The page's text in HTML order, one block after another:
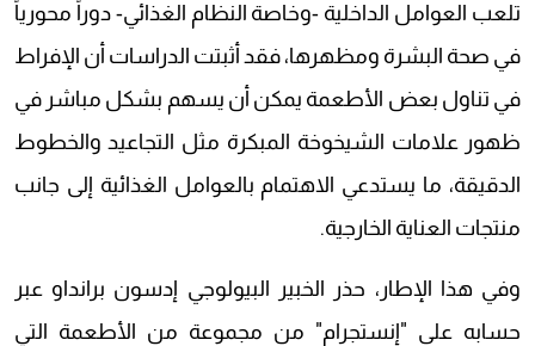
تلعب العوامل الداخلية -وخاصة النظام الغذائي- دوراً محورياً
في صحة البشرة ومظهرها، فقد أثبتت الدراسات أن الإفراط
في تناول بعض الأطعمة يمكن أن يسهم بشكل مباشر في
ظهور علامات الشيخوخة المبكرة مثل التجاعيد والخطوط
الدقيقة، ما يستدعي الاهتمام بالعوامل الغذائية إلى جانب
منتجات العناية الخارجية.
وفي هذا الإطار، حذر الخبير البيولوجي إدسون برانداو عبر
حسابه على "إنستجرام" من مجموعة من الأطعمة التي